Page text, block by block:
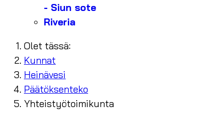
- Siun sote
Riveria
Olet tässä:
Kunnat
Heinävesi
Päätöksenteko
Yhteistyötoimikunta